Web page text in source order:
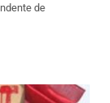
de